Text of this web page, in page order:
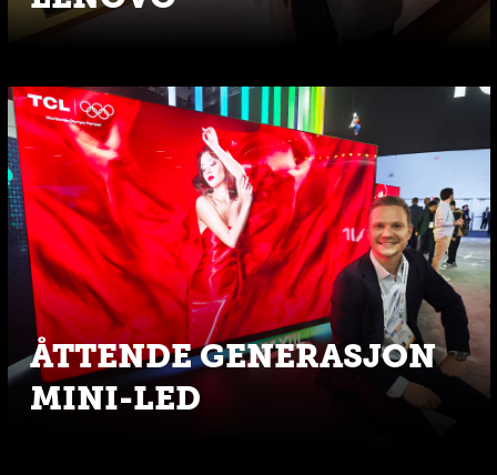
ÅTTENDE GENERASJON
MINI-LED